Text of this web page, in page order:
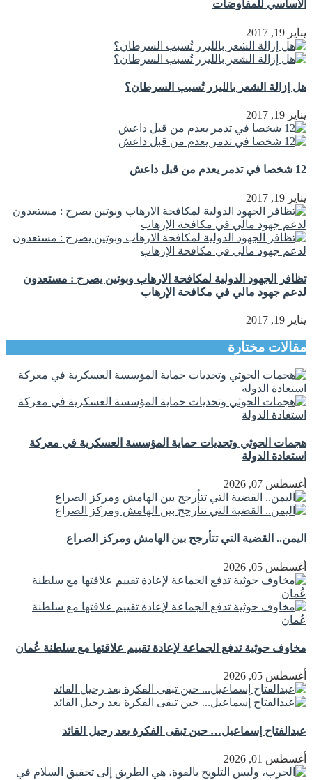
الأساسي للمفاوضات
يناير 19, 2017
هل إزالة الشعر بالليزر تُسبب السرطان؟
يناير 19, 2017
12 شخصا في تدمر يعدم من قبل داعش
يناير 19, 2017
تظافر الجهود الدولية لمكافحة الارهاب وبوتين يصرح : مستعدون
لدعم جهود مالي في مكافحة الإرهاب
يناير 19, 2017
مقالات مختارة
هجمات الحوثي وتحديات حماية المؤسسة العسكرية في معركة
استعادة الدولة
أغسطس 07, 2026
اليمن.. القضية التي تتأرجح بين الهامش ومركز الصراع
أغسطس 05, 2026
مخاوف حوثية تدفع الجماعة لإعادة تقييم علاقتها مع سلطنة عُمان
أغسطس 05, 2026
عبدالفتاح إسماعيل… حين تبقى الفكرة بعد رحيل القائد
أغسطس 01, 2026